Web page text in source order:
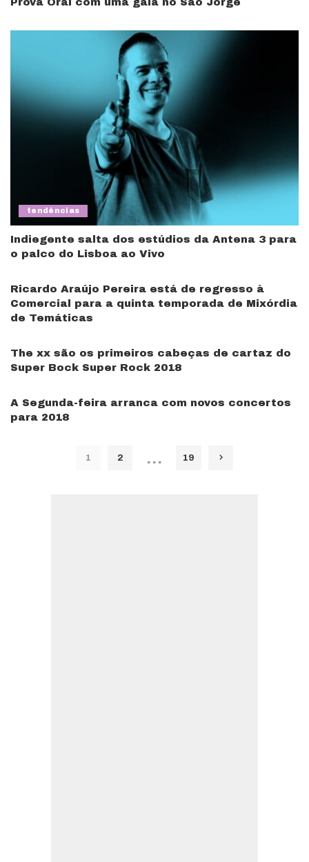
tendências
Indiegente salta dos estúdios da Antena 3 para
o palco do Lisboa ao Vivo
Ricardo Araújo Pereira está de regresso à
Comercial para a quinta temporada de Mixórdia
de Temáticas
The xx são os primeiros cabeças de cartaz do
Super Bock Super Rock 2018
A Segunda-feira arranca com novos concertos
para 2018
1 2 … 19